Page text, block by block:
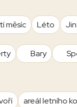
měsíc Léto
Bary
areál letního